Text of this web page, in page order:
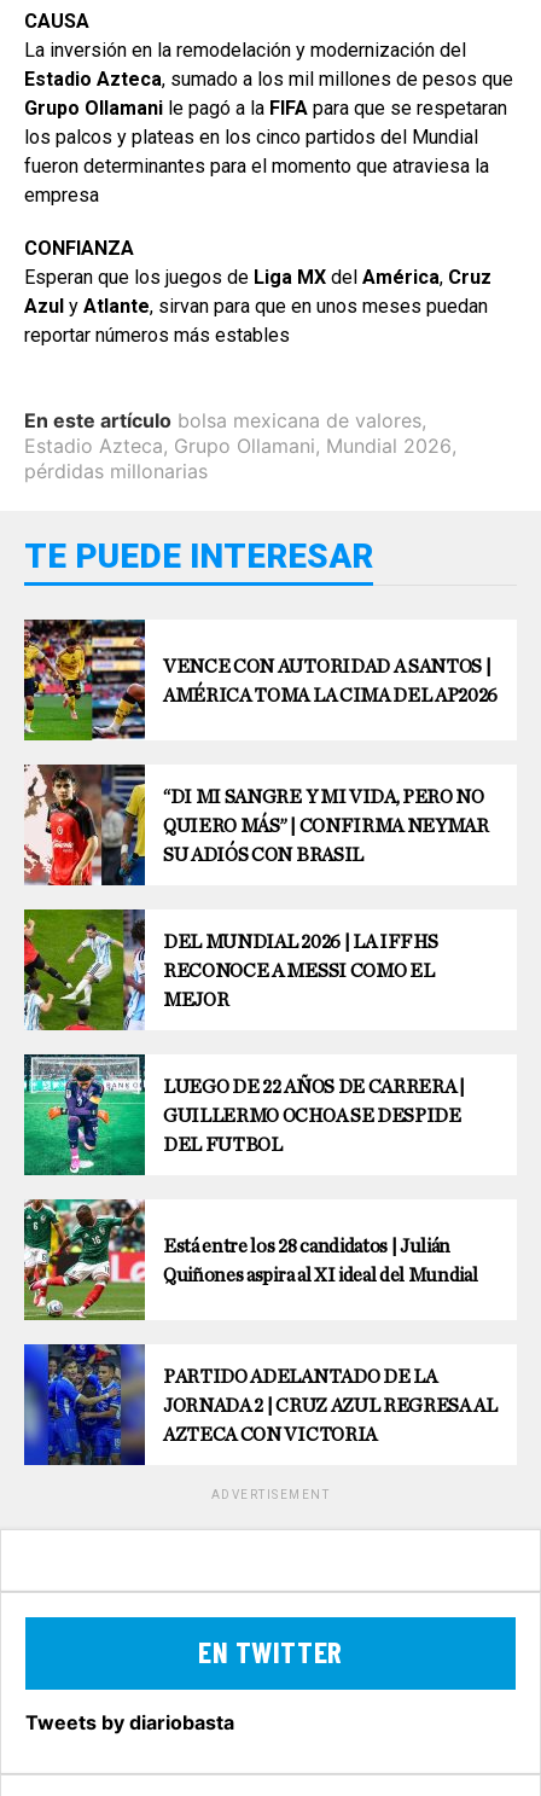
CAUSA
La inversión en la remodelación y modernización del
Estadio Azteca, sumado a los mil millones de pesos que
Grupo Ollamani le pagó a la FIFA para que se respetaran
los palcos y plateas en los cinco partidos del Mundial
fueron determinantes para el momento que atraviesa la
empresa
CONFIANZA
Esperan que los juegos de Liga MX del América, Cruz
Azul y Atlante, sirvan para que en unos meses puedan
reportar números más estables
En este artículo bolsa mexicana de valores,
Estadio Azteca, Grupo Ollamani, Mundial 2026,
pérdidas millonarias
TE PUEDE INTERESAR
VENCE CON AUTORIDAD A SANTOS |
AMÉRICA TOMA LA CIMA DEL AP2026
“DI MI SANGRE Y MI VIDA, PERO NO
QUIERO MÁS” | CONFIRMA NEYMAR
SU ADIÓS CON BRASIL
DEL MUNDIAL 2026 | LA IFFHS
RECONOCE A MESSI COMO EL
MEJOR
LUEGO DE 22 AÑOS DE CARRERA |
GUILLERMO OCHOA SE DESPIDE
DEL FUTBOL
Está entre los 28 candidatos | Julián
Quiñones aspira al XI ideal del Mundial
PARTIDO ADELANTADO DE LA
JORNADA 2 | CRUZ AZUL REGRESA AL
AZTECA CON VICTORIA
ADVERTISEMENT
EN TWITTER
Tweets by diariobasta